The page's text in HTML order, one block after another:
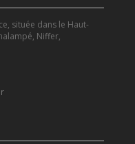
située dans le Haut-
Niffer,